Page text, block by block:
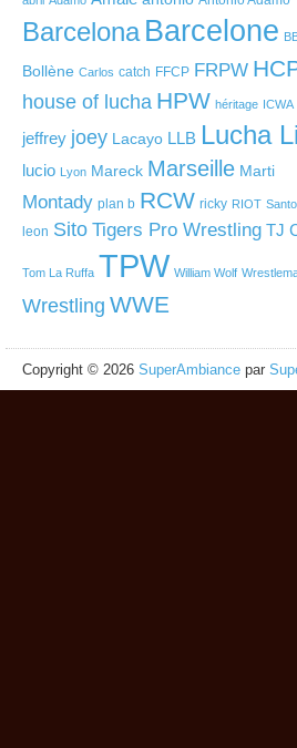
Barcelona Barcelone
Bollène Carlos catch FFCP FRPW
house of lucha HPW héritage ICWA
jeffrey joey Lacayo LLB Lucha
lucio Lyon Mareck Marseille Marti
Montady plan b RCW ricky RIOT
leon Sito Tigers Pro Wrestling TJ
Tom La Ruffa TPW William Wolf
Wrestling WWE
Copyright © 2026 SuperAmbiance par